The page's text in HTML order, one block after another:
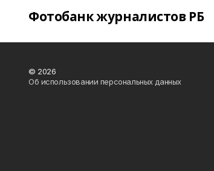
Фотобанк журналистов РБ
© 2026
Об использовании персональных данных